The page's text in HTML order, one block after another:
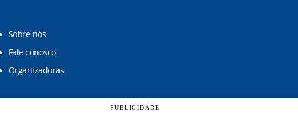
Sobre nós
Fale conosco
Organizadoras
PUBLICIDADE